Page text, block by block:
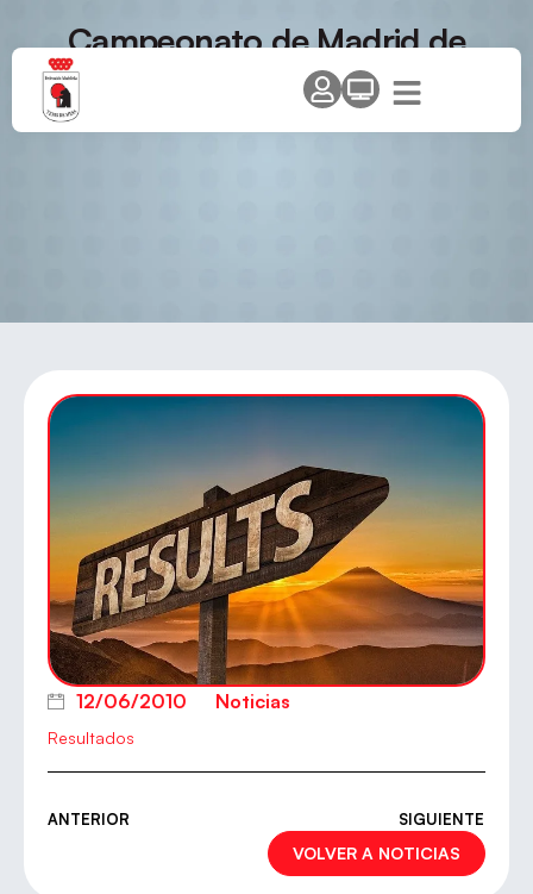
Campeonato de Madrid de
Dobles
12/06/2010 Noticias
Resultados
ANTERIOR SIGUIENTE
VOLVER A NOTICIAS